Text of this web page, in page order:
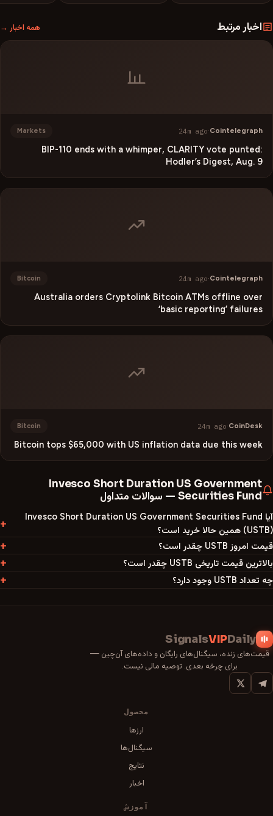
اخبار مرتبط همه اخبار →
Cointelegraph
·
24m ago
Markets
BIP-110 ends with a whimper, CLARITY vote punted:
Hodler’s Digest, Aug. 9
Cointelegraph
·
24m ago
Bitcoin
Australia orders Cryptolink Bitcoin ATMs offline over
‘basic reporting’ failures
CoinDesk
·
24m ago
Bitcoin
Bitcoin tops $65,000 with US inflation data due this week
Invesco Short Duration US Government
Securities Fund
— سوالات متداول
آیا Invesco Short Duration US Government Securities Fund
(USTB) همین حالا خرید است؟
قیمت امروز USTB چقدر است؟
بالاترین قیمت تاریخی USTB چقدر است؟
چه تعداد USTB وجود دارد؟
Daily
VIP
Signals
قیمت‌های زنده، سیگنال‌های رایگان و داده‌های آن‌چین —
برای چرخه بعدی. توصیه مالی نیست.
محصول
ارزها
سیگنال‌ها
نتایج
اخبار
آموزش